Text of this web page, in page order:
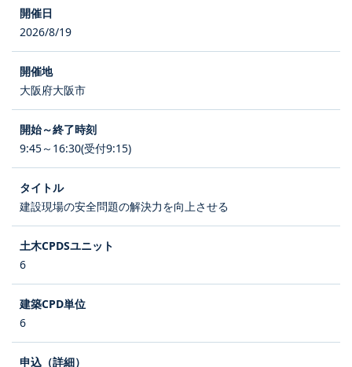
2026/8/19
大阪府大阪市
9:45～16:30(受付9:15)
建設現場の安全問題の解決力を向上させる
6
6